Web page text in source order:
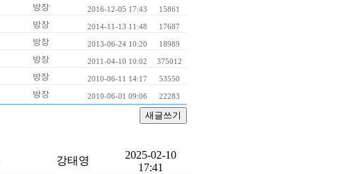
방장 2016-12-05 17:43 15861
방장 2014-11-13 11:48 17687
방장 2013-06-24 10:20 18989
방장 2011-04-10 10:02 375012
방장 2010-06-11 14:17 53550
방장 2010-06-01 09:06 22283
강태영
2025-02-10
17:41